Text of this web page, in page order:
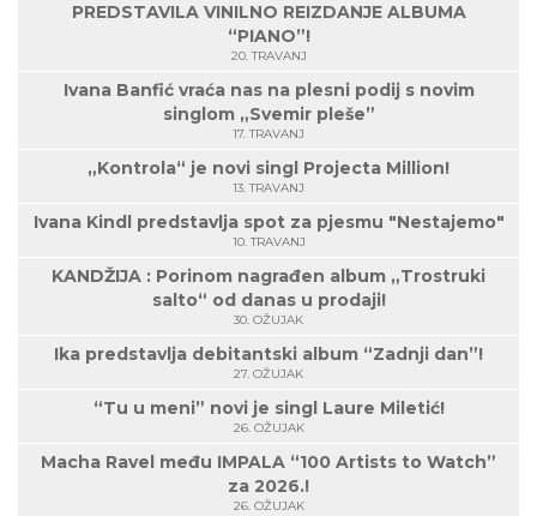
PREDSTAVILA VINILNO REIZDANJE ALBUMA
“PIANO”!
20. TRAVANJ
Ivana Banfić vraća nas na plesni podij s novim
singlom „Svemir pleše”
17. TRAVANJ
„Kontrola“ je novi singl Projecta Million!
13. TRAVANJ
Ivana Kindl predstavlja spot za pjesmu "Nestajemo"
10. TRAVANJ
KANDŽIJA : Porinom nagrađen album „Trostruki
salto“ od danas u prodaji!
30. OŽUJAK
Ika predstavlja debitantski album “Zadnji dan”!
27. OŽUJAK
“Tu u meni” novi je singl Laure Miletić!
26. OŽUJAK
Macha Ravel među IMPALA “100 Artists to Watch”
za 2026.!
26. OŽUJAK